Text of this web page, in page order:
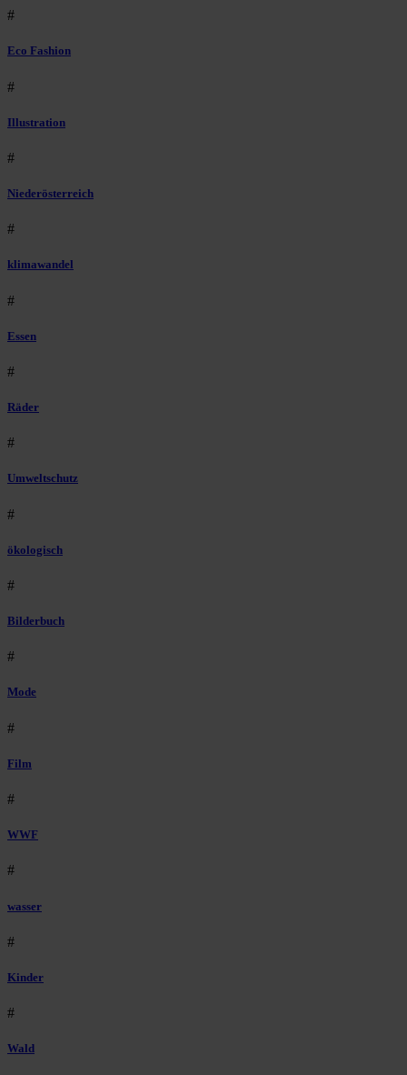
#
Eco Fashion
#
Illustration
#
Niederösterreich
#
klimawandel
#
Essen
#
Räder
#
Umweltschutz
#
ökologisch
#
Bilderbuch
#
Mode
#
Film
#
WWF
#
wasser
#
Kinder
#
Wald